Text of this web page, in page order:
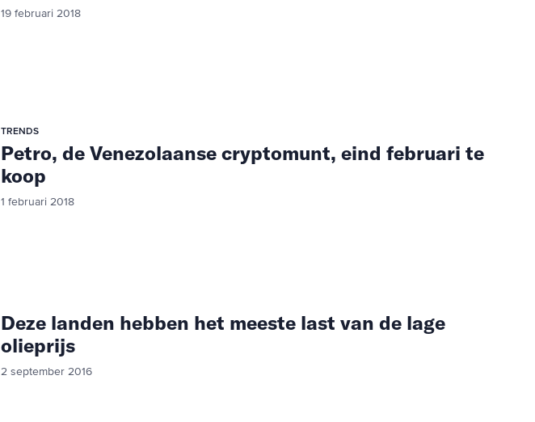
19 februari 2018
TRENDS
Petro, de Venezolaanse cryptomunt, eind februari te
koop
1 februari 2018
Deze landen hebben het meeste last van de lage
olieprijs
2 september 2016